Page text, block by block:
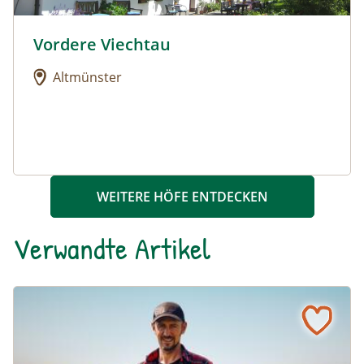
Urlaub am Bauernhof: Vordere Viechtau
Vordere Viechtau
Altmünster
WEITERE HÖFE ENTDECKEN
Verwandte Artikel
“Unsere Betriebe stehen mit dem Rücken zur Wand” –